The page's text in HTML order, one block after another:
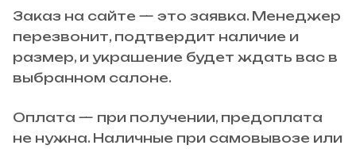
Заказ на сайте — это заявка. Менеджер
перезвонит, подтвердит наличие и
размер, и украшение будет ждать вас в
выбранном салоне.
Оплата — при получении, предоплата
не нужна. Наличные при самовывозе или